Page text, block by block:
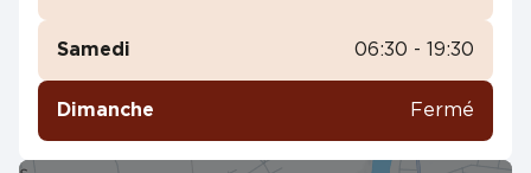
Samedi 06:30 - 19:30
Dimanche Fermé